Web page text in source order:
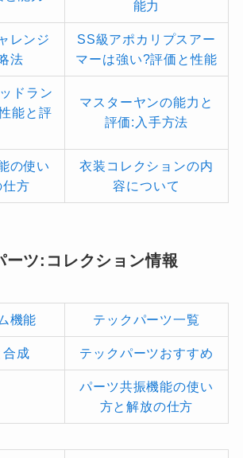
能力
レンジ
法
SS級アポカリプスアー
マーは強い?評価と性能
ドラン
能と評
マスターヤンの能力と
評価:入手方法
の使い
仕方
衣装コレクションの内
容について
ーツ:コレクション情報
機能 テックパーツ一覧
合成 テックパーツおすすめ
パーツ共振機能の使い
方と解放の仕方